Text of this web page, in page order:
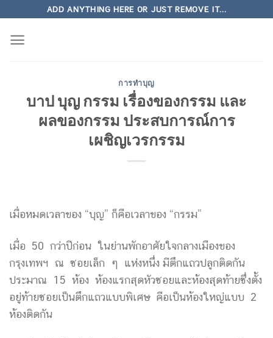
content
ADD ANYTHING HERE OR JUST REMOVE IT...
การทำบุญ
บาป บุญ กรรม เรื่องของกรรม และ
ผลของกรรม ประสบการณ์การ
เผชิญเวรกรรม
เมื่อหมดเวลาของ “บุญ” ก็คือเวลาของ “กรรม”
เมื่อ 50 กว่าปีก่อน ในย่านพักอาศัยใจกลางเมืองของ
กรุงเทพฯ ณ ซอยเล็ก ๆ แห่งหนึ่ง มีตึกแถวปลูกติดกัน
ประมาณ 15 ห้อง ห้องแรกสุดหัวซอยและห้องสุดท้ายซึ่งตั้ง
อยู่ท้ายซอยเป็นตึกแถวแบบพิเศษ คือเป็นห้องใหญ่แบบ 2
ห้องติดกัน